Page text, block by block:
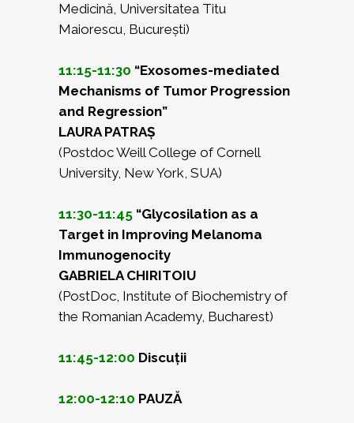
Medicină, Universitatea Titu
Maiorescu, București)
11:15-11:30 “Exosomes-mediated
Mechanisms of Tumor Progression
and Regression”
LAURA PATRAȘ
(Postdoc Weill College of Cornell
University, New York, SUA)
11:30-11:45 “Glycosilation as a
Target in Improving Melanoma
Immunogenocity
GABRIELA CHIRITOIU
(PostDoc, Institute of Biochemistry of
the Romanian Academy, Bucharest)
11:45-12:00 Discuții
12:00-12:10 PAUZĂ